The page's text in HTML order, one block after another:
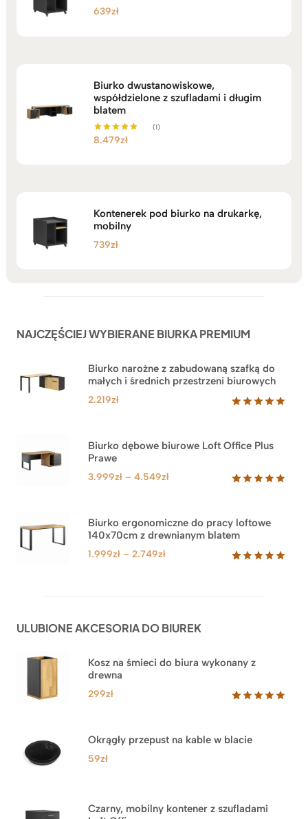
639zł
Biurko dwustanowiskowe,
współdzielone z szufladami i długim
blatem
Oceniono
(1)
8.479zł
Kontenerek pod biurko na drukarkę,
mobilny
739zł
NAJCZĘŚCIEJ WYBIERANE BIURKA PREMIUM
Biurko narożne z zabudowaną szafką do
małych i średnich przestrzeni biurowych
na
podstawie
klienta
2.219zł
Biurko dębowe biurowe Loft Office Plus
Prawe
na
podstawie
ocen
klientów
3.999zł – 4.549złZakres
3.999zł
do
Biurko ergonomiczne do pracy loftowe
140x70cm z drewnianym blatem
1.999zł – 2.749złZakres
2.749zł
ULUBIONE AKCESORIA DO BIUREK
Kosz na śmieci do biura wykonany z
drewna
na
podstawie
299zł
Okrągły przepust na kable w blacie
59zł
Czarny, mobilny kontener z szufladami